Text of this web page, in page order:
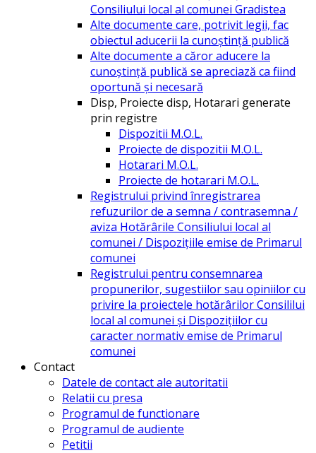
Consiliului local al comunei Gradistea
Alte documente care, potrivit legii, fac
obiectul aducerii la cunoștință publică
Alte documente a căror aducere la
cunoștință publică se apreciază ca fiind
oportună și necesară
Disp, Proiecte disp, Hotarari generate
prin registre
Dispozitii M.O.L.
Proiecte de dispozitii M.O.L.
Hotarari M.O.L.
Proiecte de hotarari M.O.L.
Registrului privind înregistrarea
refuzurilor de a semna / contrasemna /
aviza Hotărârile Consiliului local al
comunei / Dispozițiile emise de Primarul
comunei
Registrului pentru consemnarea
propunerilor, sugestiilor sau opiniilor cu
privire la proiectele hotărârilor Consililui
local al comunei și Dispozițiilor cu
caracter normativ emise de Primarul
comunei
Contact
Datele de contact ale autoritatii
Relatii cu presa
Programul de functionare
Programul de audiente
Petitii